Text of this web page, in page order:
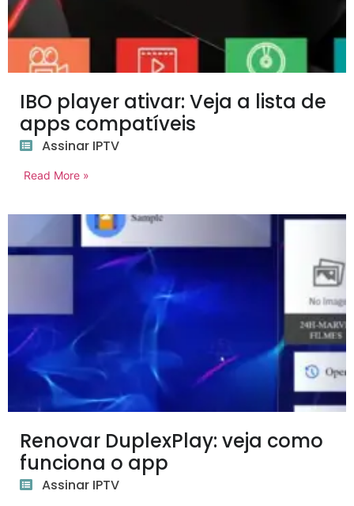
IBO player ativar: Veja a lista de
apps compatíveis
Assinar IPTV
Read More »
Renovar DuplexPlay: veja como
funciona o app
Assinar IPTV